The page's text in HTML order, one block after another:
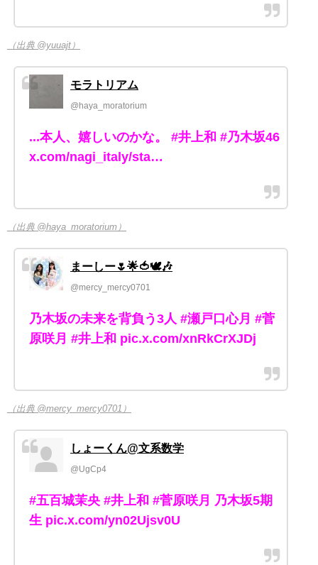
（出典 @yuuajt）
モラトリアム
@haya_moratorium
...本人、嬉しいのかな。 #井上和 #乃木坂46
x.com/nagi_italy/sta…
（出典 @haya_moratorium）
まーしー🌷🌟🍅🕊️🎶
@mercy_mercy0701
乃木坂の未来を背負う3人 #瀬戸口心月 #菅
原咲月 #井上和 pic.x.com/xnRkCrXJDj
（出典 @mercy_mercy0701）
しょーくん@文系数学
@UgCp4
#五百城茉央 #井上和 #菅原咲月 乃木坂5期
生 pic.x.com/yn02Ujsv0U